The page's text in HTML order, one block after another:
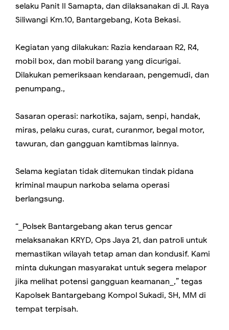
selaku Panit II Samapta, dan dilaksanakan di Jl. Raya
Siliwangi Km.10, Bantargebang, Kota Bekasi.
Kegiatan yang dilakukan: Razia kendaraan R2, R4,
mobil box, dan mobil barang yang dicurigai.
Dilakukan pemeriksaan kendaraan, pengemudi, dan
penumpang.,
Sasaran operasi: narkotika, sajam, senpi, handak,
miras, pelaku curas, curat, curanmor, begal motor,
tawuran, dan gangguan kamtibmas lainnya.
Selama kegiatan tidak ditemukan tindak pidana
kriminal maupun narkoba selama operasi
berlangsung.
“_Polsek Bantargebang akan terus gencar
melaksanakan KRYD, Ops Jaya 21, dan patroli untuk
memastikan wilayah tetap aman dan kondusif. Kami
minta dukungan masyarakat untuk segera melapor
jika melihat potensi gangguan keamanan_,” tegas
Kapolsek Bantargebang Kompol Sukadi, SH, MM di
tempat terpisah.